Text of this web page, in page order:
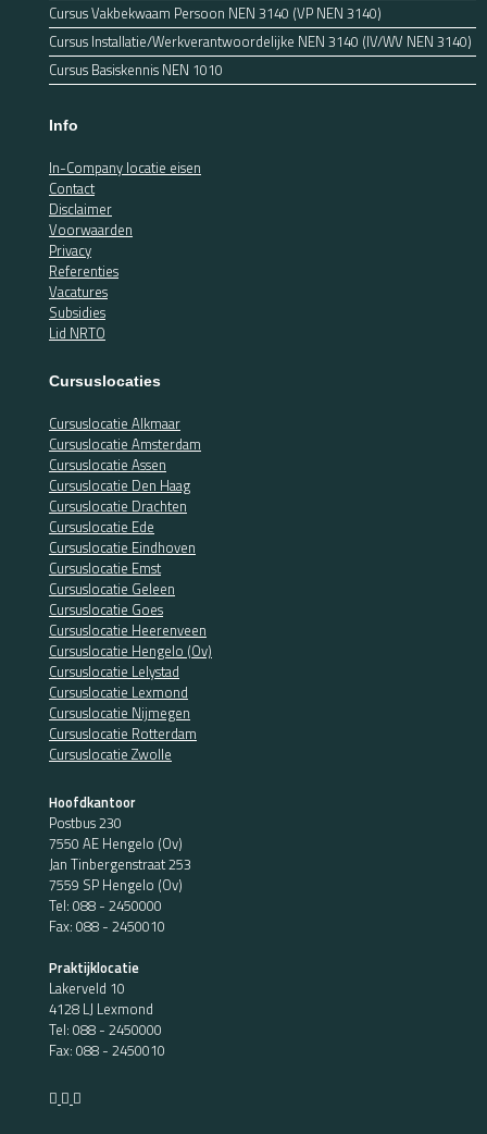
Cursus Vakbekwaam Persoon NEN 3140 (VP NEN 3140)
Cursus Installatie/Werkverantwoordelijke NEN 3140 (IV/WV NEN 3140)
Cursus Basiskennis NEN 1010
Info
In-Company locatie eisen
Contact
Disclaimer
Voorwaarden
Privacy
Referenties
Vacatures
Subsidies
Lid NRTO
Cursuslocaties
Cursuslocatie Alkmaar
Cursuslocatie Amsterdam
Cursuslocatie Assen
Cursuslocatie Den Haag
Cursuslocatie Drachten
Cursuslocatie Ede
Cursuslocatie Eindhoven
Cursuslocatie Emst
Cursuslocatie Geleen
Cursuslocatie Goes
Cursuslocatie Heerenveen
Cursuslocatie Hengelo (Ov)
Cursuslocatie Lelystad
Cursuslocatie Lexmond
Cursuslocatie Nijmegen
Cursuslocatie Rotterdam
Cursuslocatie Zwolle
Hoofdkantoor
Postbus 230
7550 AE Hengelo (Ov)
Jan Tinbergenstraat 253
7559 SP Hengelo (Ov)
Tel: 088 - 2450000
Fax: 088 - 2450010
Praktijklocatie
Lakerveld 10
4128 LJ Lexmond
Tel: 088 - 2450000
Fax: 088 - 2450010